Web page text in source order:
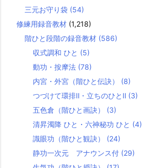
三元お守り袋 (54)
修練用録音教材 (1,218)
階ひと段階の録音教材 (586)
収式調和 ひと (5)
動功・按摩法 (78)
内宮・外宮（階ひと伝訣） (8)
つづけて環排Ⅱ・立ちのひとⅡ (3)
五色倉（階ひと画訣） (3)
清昇濁降 ひと・六神秘功 ひと (4)
識眼功（階ひと観訣） (24)
静功一次元 アナウンス付 (29)